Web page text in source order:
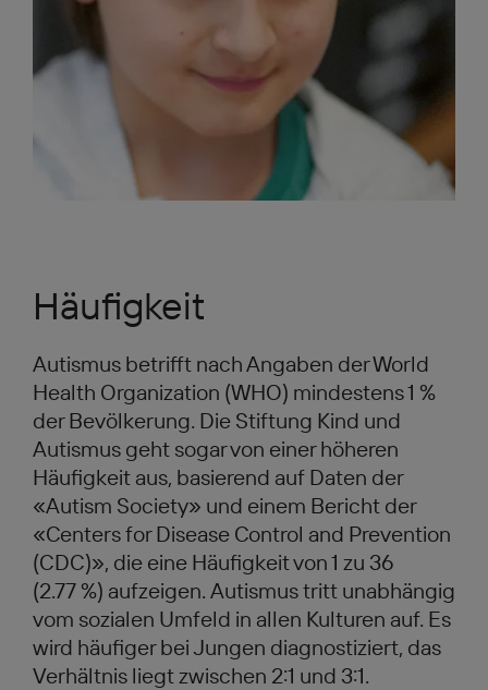
Häufigkeit
Autismus betrifft nach Angaben der World
Health Organization (WHO) mindestens 1 %
der Bevölkerung. Die Stiftung Kind und
Autismus geht sogar von einer höheren
Häufigkeit aus, basierend auf Daten der
«Autism Society» und einem Bericht der
«Centers for Disease Control and Prevention
(CDC)», die eine Häufigkeit von 1 zu 36
(2.77 %) aufzeigen. Autismus tritt unabhängig
vom sozialen Umfeld in allen Kulturen auf. Es
wird häufiger bei Jungen diagnostiziert, das
Verhältnis liegt zwischen 2:1 und 3:1.